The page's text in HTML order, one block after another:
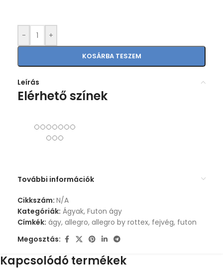
- +
KOSÁRBA TESZEM
Leírás
Elérhető színek
További információk
Cikkszám: N/A
Kategóriák: Ágyak, Futon ágy
Címkék: ágy, allegro, allegro by rottex, fejvég, futon
Megosztás:
Kapcsolódó termékek